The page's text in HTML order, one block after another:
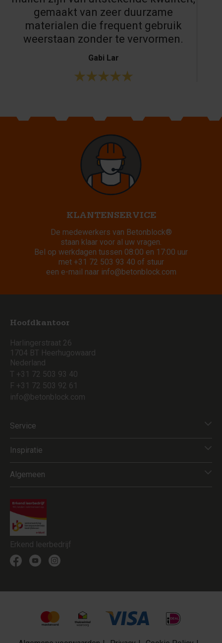
gemaakt van zeer duurzame
materialen die frequent gebruik
weerstaan zonder te vervormen.
Gabi Lar
KLANTENSERVICE
De medewerkers van Betonblock®
staan klaar voor al uw vragen.
Bel op werkdagen tussen 08:00 en 17:00 uur
met +31 72 503 93 40 of stuur
een e-mail naar info@betonblock.com
Hoofdkantoor
Harlingerstraat 26
1704 BT Heerhugowaard
Nederland
T +31 72 503 93 40
F +31 72 503 92 61
info@betonblock.com
Service
Inspiratie
Algemeen
Erkend leerbedrijf